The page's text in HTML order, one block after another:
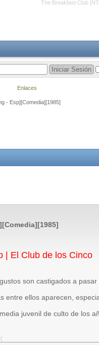
The Breakfast Club
- Esp][Comedia][1985]
| El Club de los Cinco
son castigados a
entre ellos aparecen,
juvenil de culto de los
Enlaces